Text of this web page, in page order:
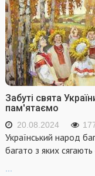
Забуті свята
пам'ятаємо
20.08.2024
Український народ
багато з яких
...